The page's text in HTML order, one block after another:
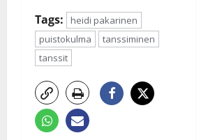
Tags:
heidi pakarinen
puistokulma
tanssiminen
tanssit